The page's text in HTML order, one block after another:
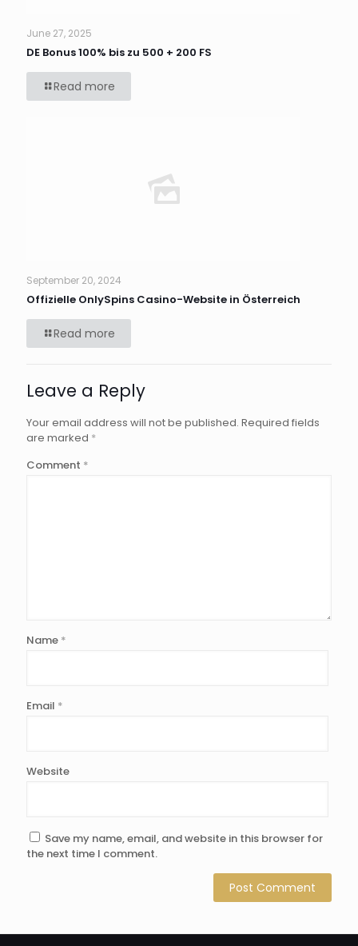
June 27, 2025
DE Bonus 100% bis zu 500 + 200 FS
Read more
September 20, 2024
Offizielle OnlySpins Casino-Website in Österreich
Read more
Leave a Reply
Your email address will not be published. Required fields
are marked *
Comment *
Name *
Email *
Website
Save my name, email, and website in this browser for
the next time I comment.